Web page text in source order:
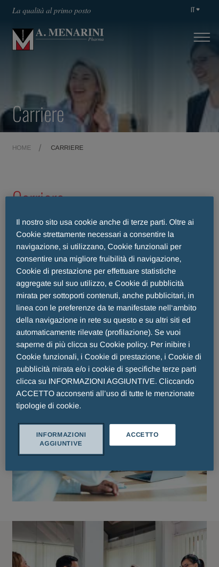
La qualità al primo posto IT
Carriere
HOME CARRIERE
Carriere
Lavorare in Menarini significa, che i
dipendenti Menarini fanno la differenza,
ogni giorno. Per realizzare la nostra
missione, cerchiamo costantemente i
migliori talenti, persone che sappiano
lavorare in gruppo e che dimostrino
iniziativa, flessibilità ed entusiasmo.
Persone pragmatiche e capaci di lavorare
per raggiungere i propri obiettivi, portando
valore aggiunto alla posizione che saranno
chiamate a ricoprire.
Il nostro sito usa cookie anche di terze parti. Oltre ai
Cookie strettamente necessari a consentire la
navigazione, si utilizzano, Cookie funzionali per
consentire una migliore fruibilità di navigazione,
Cookie di prestazione per effettuare statistiche
aggregate sul suo utilizzo, e Cookie di pubblicità
mirata per sottoporti contenuti, anche pubblicitari, in
linea con le preferenze da te manifestate nell‘ambito
della navigazione in rete su questo e su altri siti ed
automaticamente rilevate (profilazione). Se vuoi
saperne di più clicca su Cookie policy. Per inibire i
Cookie funzionali, i Cookie di prestazione, i Cookie di
pubblicità mirata e/o i cookie di specifiche terze parti
clicca su INFORMAZIONI AGGIUNTIVE. Cliccando
ACCETTO acconsenti all’uso di tutte le menzionate
tipologie di cookie.
ACCETTO
INFORMAZIONI
AGGIUNTIVE